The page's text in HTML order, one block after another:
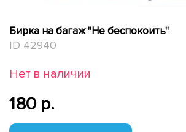
Бирка на багаж "Не беспокоить"
ID 42940
Нет в наличии
180 p.